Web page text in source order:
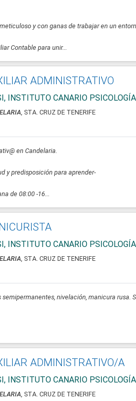
y con ganas de trabajar en un
Contable para unir...
ADMINISTRATIVO
INSTITUTO CANARIO
, STA. CRUZ DE TENERIFE
en Candelaria.
y predisposición para aprender-
de 08:00 -16...
INSTITUTO CANARIO
, STA. CRUZ DE TENERIFE
nivelación, manicura rusa.
ADMINISTRATIVO/A
INSTITUTO CANARIO
, STA. CRUZ DE TENERIFE